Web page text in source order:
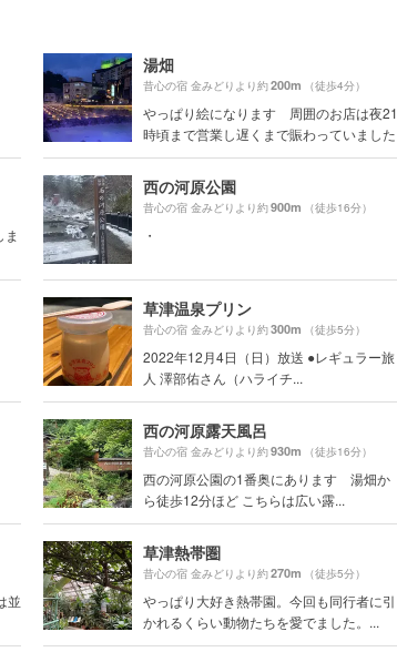
湯畑
昔心の宿 金みどりより約200m （徒歩4分）
やっぱり絵になります 周囲のお店は夜21
時頃まで営業し遅くまで賑わっていました
西の河原公園
昔心の宿 金みどりより約900m （徒歩16分）
・
草津温泉プリン
昔心の宿 金みどりより約300m （徒歩5分）
2022年12月4日（日）放送 ●レギュラー旅
人 澤部佑さん（ハライチ...
西の河原露天風呂
昔心の宿 金みどりより約930m （徒歩16分）
西の河原公園の1番奥にあります 湯畑か
ら徒歩12分ほど こちらは広い露...
並
草津熱帯圏
昔心の宿 金みどりより約270m （徒歩5分）
やっぱり大好き熱帯園。今回も同行者に引
かれるくらい動物たちを愛でました。...